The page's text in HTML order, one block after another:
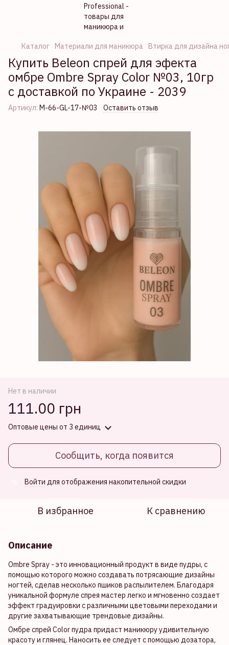
Каталог Материали для маникюра Втирка для дизайна
Купить Beleon спрей для эфекта
омбре Ombre Spray Color №03, 10гр
с доставкой по Украине - 2039
Артикул: М-66-GL-17-№03 Оставить отзыв
Нет в наличии
111.00 грн
Оптовые цены от 3 единиц
Сообщить, когда появится
Войти для отображения накопительной скидки
В избранное К сравнению
Описание
Ombre Spray - это инновационный продукт в виде пудры, с
помощью которого можно создавать потрясающие дизайны
ногтей, сделав несколько пшиков распылителем. Благодаря
уникальной формуле спрея мастер легко и мгновенно создает
эффект градуировки с различными цветовыми переходами и
другие захватывающие трендовые дизайны.
Омбре спрей Color пудра придаст маникюру удивительную
красоту и глянец. Наносить ее следует с помощью дозатора,